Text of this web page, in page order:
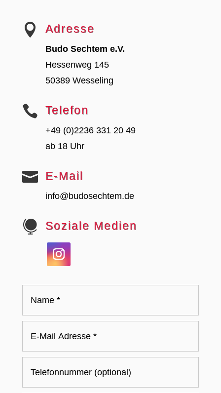
 Adresse
Budo Sechtem e.V.
Hessenweg 145
50389 Wesseling
 Telefon
+49 (0)2236 331 20 49
ab 18 Uhr
 E-Mail
info@budosechtem.de
 Soziale Medien